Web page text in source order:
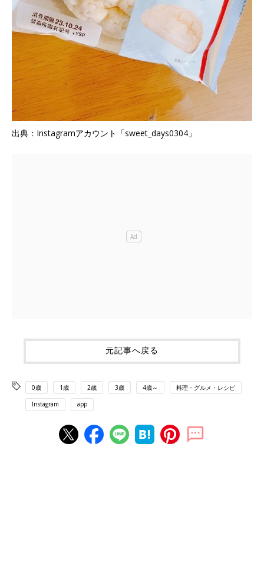
出典：Instagramアカウント「sweet_days0304」
元記事へ戻る
0歳 1歳 2歳 3歳 4歳～ 料理・グルメ・レシピ
Instagram app